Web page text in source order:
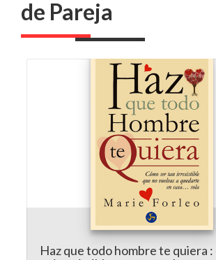
Haz que todo hombre te quiera :
tan irresistible que no vuelvas a
casa-- sola
por Marie Forleo